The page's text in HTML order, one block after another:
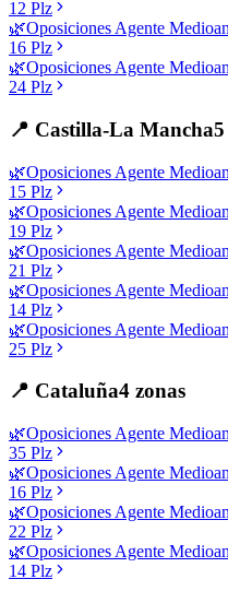
12 Plz
🌿Oposiciones Agente
16 Plz
🌿Oposiciones Agente
24 Plz
📍 Castilla-La Mancha5
🌿Oposiciones Agente
15 Plz
🌿Oposiciones Agente
19 Plz
🌿Oposiciones Agente
21 Plz
🌿Oposiciones Agente
14 Plz
🌿Oposiciones Agente
25 Plz
📍 Cataluña4 zonas
🌿Oposiciones Agente
35 Plz
🌿Oposiciones Agente
16 Plz
🌿Oposiciones Agente
22 Plz
🌿Oposiciones Agente
14 Plz